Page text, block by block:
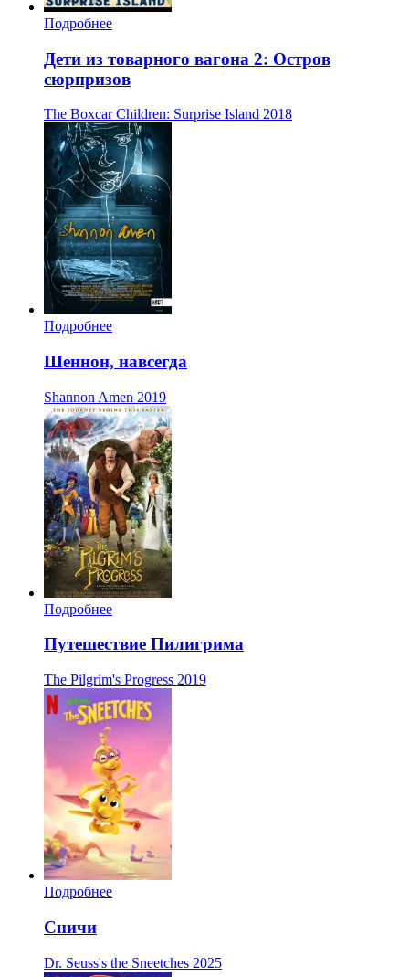
Подробнее
Дети из товарного вагона 2: Остров
сюрпризов
The Boxcar Children: Surprise Island 2018
Подробнее
Шеннон, навсегда
Shannon Amen 2019
Подробнее
Путешествие Пилигрима
The Pilgrim's Progress 2019
Подробнее
Сничи
Dr. Seuss's the Sneetches 2025